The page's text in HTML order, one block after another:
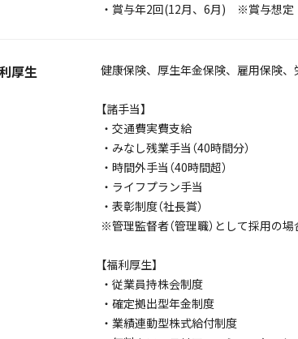
・賞与年2回(12月、6月) ※賞与想定
厚生 健康保険、厚生年金保険、雇用保険、
【諸手当】
・交通費実費支給
・みなし残業手当（40時間分）
・時間外手当（40時間超）
・ライフプラン手当
・表彰制度（社長賞）
※管理監督者（管理職）として採用の
【福利厚生】
・従業員持株会制度
・確定拠出型年金制度
・業績連動型株式給付制度